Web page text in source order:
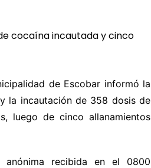
de Escobar informó la
la incautación de 358 dosis de
luego de cinco allanamientos
recibida en el 0800